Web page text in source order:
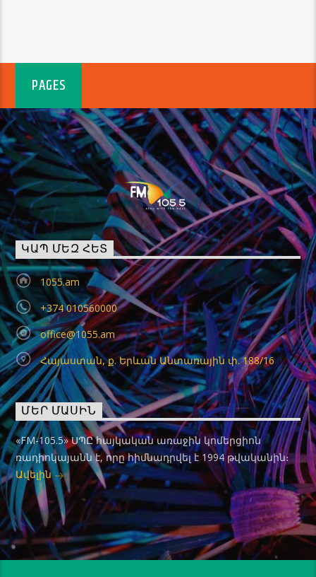
PAGES
ԿԱՊ ՄԵԶ ՀԵՏ
1055.am
+374 010560000
office@1055.am
Հայաստան, ք. Երևան Անտառային փ. 188/16
ՄԵՐ ՄԱՍԻՆ
«FM-105.5» ՍՊԸ հայկական առաջին կոմերցիոն
ռադիոկայանն է, որը հիմնադրվել է 1994 թվականին։
Ավելին